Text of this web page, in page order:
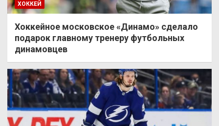
ХОККЕЙ
Хоккейное московское «Динамо» сделало
подарок главному тренеру футбольных
динамовцев